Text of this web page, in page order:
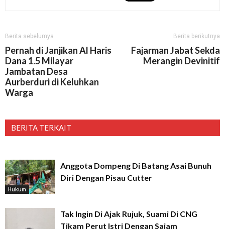
Berita sebelumya
Pernah di Janjikan Al Haris
Dana 1.5 Milayar
Jambatan Desa
Aurberduri di Keluhkan
Warga
Berita berikutnya
Fajarman Jabat Sekda
Merangin Devinitif
BERITA TERKAIT
Hukum
Anggota Dompeng Di Batang Asai Bunuh
Diri Dengan Pisau Cutter
Tak Ingin Di Ajak Rujuk, Suami Di CNG
Tikam Perut Istri Dengan Sajam